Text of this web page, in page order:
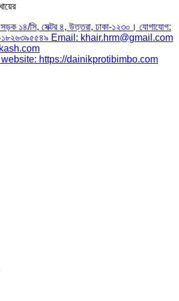
১৪/সি, সেক্টর ৪, উত্তরা, ঢাকা-১২৩০। যোগাযোগ:
০১৮২৬৩৯৫৫৪৯ Email: khair.hrm@gmail.com
https://dainikprotibimbo.com